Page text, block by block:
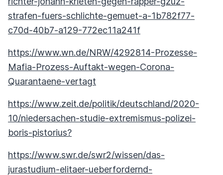
strafen-fuers-schlichte-gemuet-a-1b782f77-
c70d-40b7-a129-772ec11a241f
https://www.wn.de/NRW/4292814-Prozesse-
Mafia-Prozess-Auftakt-wegen-Corona-
Quarantaene-vertagt
https://www.zeit.de/politik/deutschland/2020-
10/niedersachen-studie-extremismus-polizei-
boris-pistorius?
https://www.swr.de/swr2/wissen/das-
jurastudium-elitaer-ueberfordernd-